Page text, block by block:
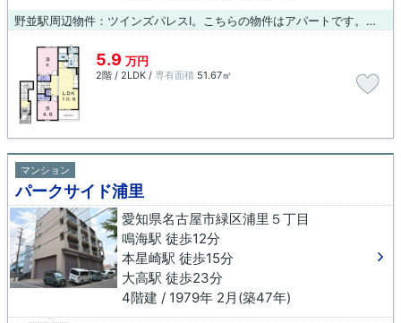
野並駅周辺物件：ツインズパレスⅠ。こちらの物件はアパートです。当社からお気に入りの物件を見つけませんか。あなたも喜び家族も喜ぶ物件を見つけていきましょう。ぜひ一度ご覧ください。
5.9 万円
2階 / 2LDK / 専有面積 51.67㎡
マンション
パークサイド浦里
愛知県名古屋市緑区浦里５丁目
鳴海駅 徒歩12分
本星崎駅 徒歩15分
大高駅 徒歩23分
4階建 / 1979年 2月(築47年)